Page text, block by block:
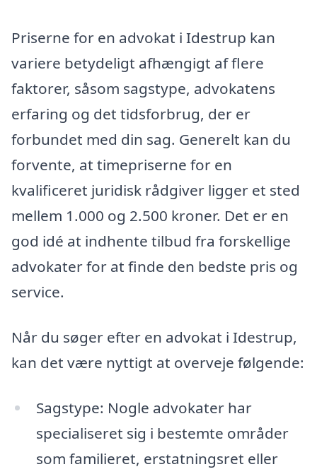
Priserne for en advokat i Idestrup kan
variere betydeligt afhængigt af flere
faktorer, såsom sagstype, advokatens
erfaring og det tidsforbrug, der er
forbundet med din sag. Generelt kan du
forvente, at timepriserne for en
kvalificeret juridisk rådgiver ligger et sted
mellem 1.000 og 2.500 kroner. Det er en
god idé at indhente tilbud fra forskellige
advokater for at finde den bedste pris og
service.
Når du søger efter en advokat i Idestrup,
kan det være nyttigt at overveje følgende:
Sagstype: Nogle advokater har
specialiseret sig i bestemte områder
som familieret, erstatningsret eller